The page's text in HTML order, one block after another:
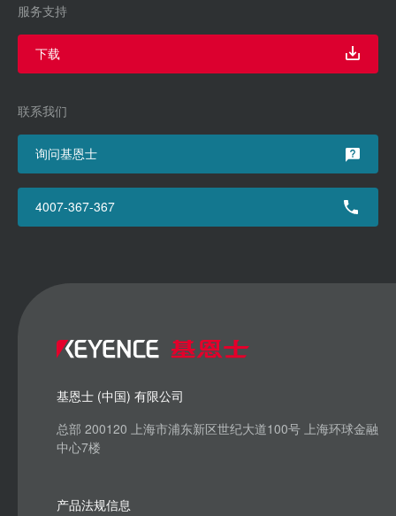
服务支持
下载
联系我们
询问基恩士
4007-367-367
基恩士 (中国) 有限公司
总部 200120 上海市浦东新区世纪大道100号 上海环球金融
中心7楼
产品法规信息